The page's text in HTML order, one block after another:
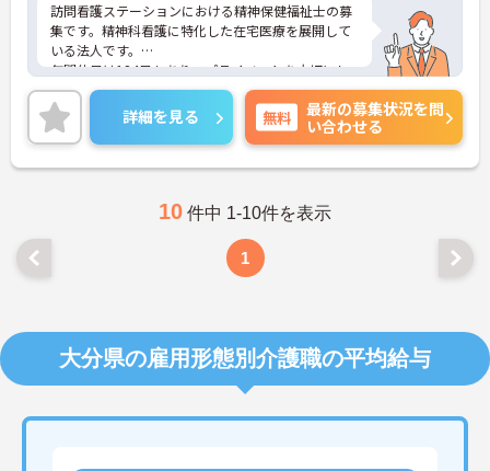
訪問看護ステーションにおける精神保健福祉士の募
集です。精神科看護に特化した在宅医療を展開して
いる法人です。
年間休日は124日もあり、プライベートを大切にし
ながらご勤務いただけます。ご利用者一人ひとりの
状況に合わせた最適なサービスができる環境です。
ご興味のある方には、面接対策ポイントなど、さら
に詳細をお話しいたしますのでお気軽にご相談くだ
さい！
詳細を見る 無料
最新の募集状況を問
い合わせる
10 件中 1-10件を表示
1
大分県の雇用形態別介護職の平均給与